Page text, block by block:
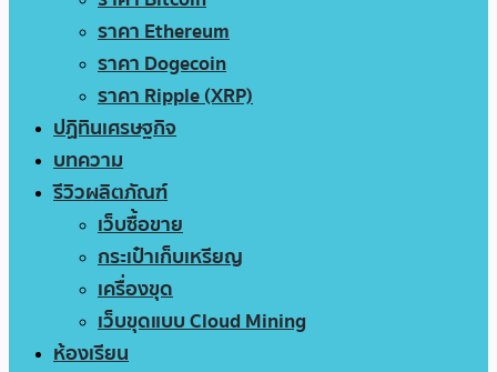
ราคา Ethereum
ราคา Dogecoin
ราคา Ripple (XRP)
ปฏิทินเศรษฐกิจ
บทความ
รีวิวผลิตภัณฑ์
เว็บซื้อขาย
กระเป๋าเก็บเหรียญ
เครื่องขุด
เว็บขุดแบบ Cloud Mining
ห้องเรียน